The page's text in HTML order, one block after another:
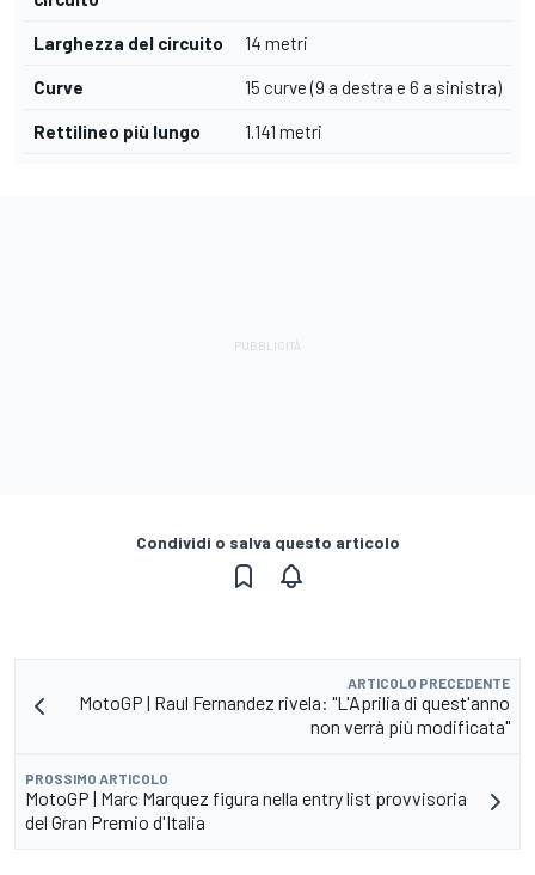
Larghezza del circuito 14 metri
Curve 15 curve (9 a destra e 6 a sinistra)
Rettilineo più lungo 1.141 metri
Condividi o salva questo articolo
ARTICOLO PRECEDENTE
MotoGP | Raul Fernandez rivela: "L'Aprilia di quest'anno
non verrà più modificata"
PROSSIMO ARTICOLO
MotoGP | Marc Marquez figura nella entry list provvisoria
del Gran Premio d'Italia